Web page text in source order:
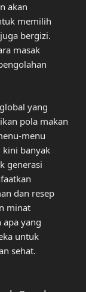
akan
memilih
bergizi.
masak
yang
pola makan
menu
kini banyak
generasi
dan resep
minat
yang
untuk
sehat.